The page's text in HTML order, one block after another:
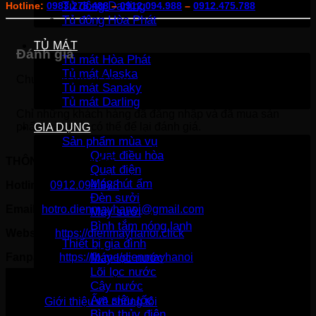
Tủ đông Darling
Tủ đông Hòa Phát
TỦ MÁT
Tủ mát Hòa Phát
Tủ mát Alaska
Tủ mát Sanaky
Tủ mát Darling
GIA DỤNG
Sản phẩm mùa vụ
Quạt điều hòa
Quạt điện
Máy hút ẩm
Đèn sưởi
Máy sưởi
Bình tắm nóng lạnh
Thiết bị gia đình
Máy lọc nước
Lõi lọc nước
Cây nước
Ấm siêu tốc
Hotline: 0983.278.488–0912.094.988 – 0912.475.788
Đánh giá
Chưa có đánh giá nào.
phẩm này mới có thể để lại đánh giá.
THÔNG TIN LIÊN HỆ:
0912.094.988
hotro.dienmayhanoi@gmail.com
https://dienmayhanoi.click
https://fb.me/dienmayhanoi
Giới thiệu về chúng tôi